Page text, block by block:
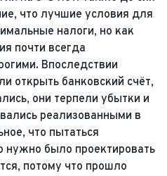
что лучшие условия для
налоги, но как
почти всегда
Впоследствии
открыть банковский счёт,
они терпели убытки и
реализованными в
что пытаться
нужно было проектировать
потому что прошло